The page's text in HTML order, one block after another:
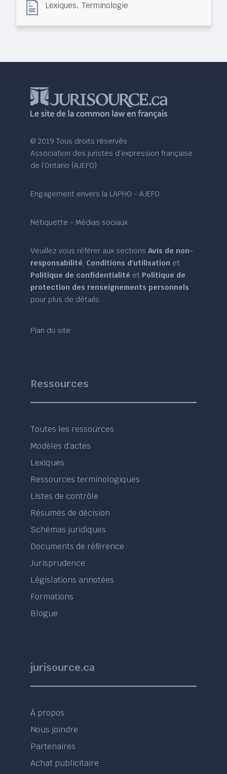
Lexiques,Terminologie
© 2019 Tous droits réservés
Association des juristes d’expression française
de l’Ontario (AJEFO)
Engagement envers la LAPHO - AJEFO
Nétiquette - Médias sociaux
Veuillez vous référer aux sectionsAvis de non-
responsabilité, Conditions d'utilisation et
Politique de confidentialité et Politique de
protection des renseignements personnels
pour plus de détails.
Plan du site
Ressources
Toutes les ressources
Modèles d’actes
Lexiques
Ressources terminologiques
Listes de contrôle
Résumés de décision
Schémas juridiques
Documents de référence
Jurisprudence
Législations annotées
Formations
Blogue
jurisource.ca
À propos
Nous joindre
Partenaires
Achat publicitaire